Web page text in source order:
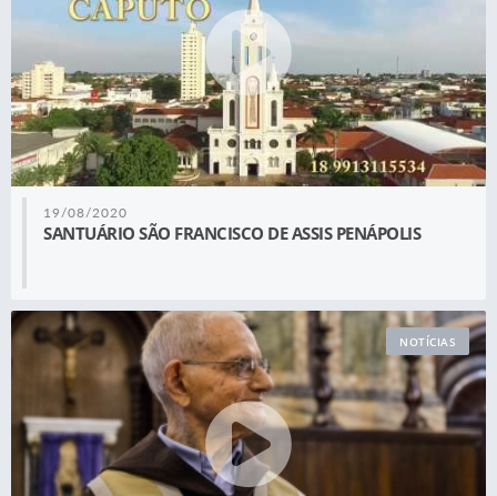
19/08/2020
SANTUÁRIO SÃO FRANCISCO DE ASSIS PENÁPOLIS
NOTÍCIAS